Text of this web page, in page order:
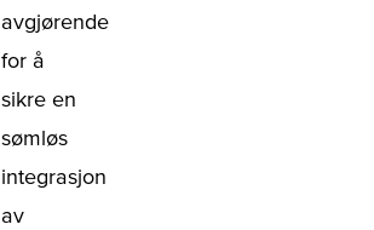
avgjørende
for å
sikre en
sømløs
integrasjon
av